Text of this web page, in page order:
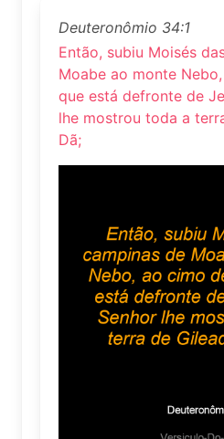
Deuteronômio 34:1
Então, subiu Moisés
Moabe ao monte
que está defronte de
lhe mostrou toda a
Dã;